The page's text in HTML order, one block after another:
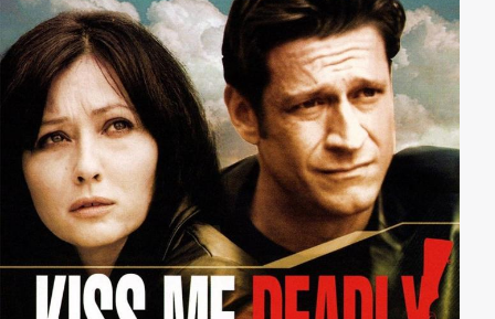
Suche nach ihrem verschollenen Daddy. Sie schart
dabei ein kleines Team um sich, dem sich unter
anderem auch der Archäologe Jacob Thain anschließt.
Gibt es eine Chance für Susan &amp; Co. den Vater
lebend zu befreien und die bösen Mächte der Azteken
zu besiegen?